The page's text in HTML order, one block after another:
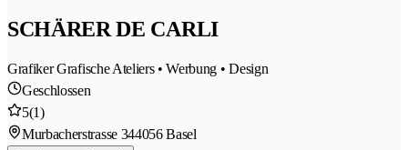
SCHÄRER DE CARLI
Grafiker Grafische Ateliers • Werbung • Design
Geschlossen
5(1)
Murbacherstrasse 344056 Basel